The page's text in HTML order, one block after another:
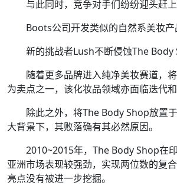
与此同时，竞争对手们纷纷迎头
Boots公司开发类似的自然系美妆产
新的挑战者Lush不断侵蚀The Body
随着更多品牌进入纯净美妆赛道，
为卖点之一，该化妆品领域亦面临迭代和
除此之外，将The Body Shop放置
大背景下，其败落确有其必然原因。
2010~2015年，The Body Shop在
亚洲市场表现较强劲，实现两位数的复
亮点没有被进一步挖掘。